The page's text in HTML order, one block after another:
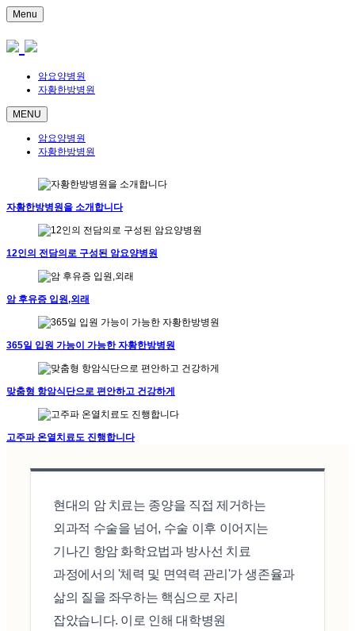
Menu
암요양병원
자황한방병원
MENU
암요양병원
자황한방병원
자황한방병원을 소개합니다
12인의 전담의로 구성된 암요양병원
암 후유증 입원,외래
365일 입원 가능이 가능한 자황한방병원
맞춤형 항암식단으로 편안하고 건강하게
고주파 온열치료도 진행합니다
현대의 암 치료는 종양을 직접 제거하는
외과적 수술을 넘어, 수술 이후 이어지는
기나긴 항암 화학요법과 방사선 치료
과정에서의 '체력 및 면역력 관리'가 생존율과
삶의 질을 좌우하는 핵심으로 자리
잡았습니다. 이로 인해 대학병원